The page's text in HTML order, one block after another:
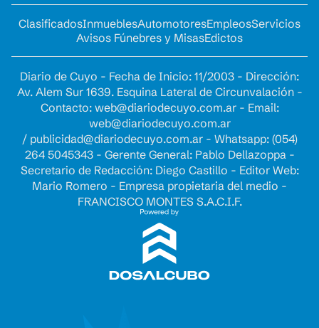
ClasificadosInmueblesAutomotoresEmpleosServicios
Avisos Fúnebres y MisasEdictos
Diario de Cuyo - Fecha de Inicio: 11/2003 - Dirección:
Av. Alem Sur 1639. Esquina Lateral de Circunvalación -
Contacto: web@diariodecuyo.com.ar- Email:
web@diariodecuyo.com.ar
/ publicidad@diariodecuyo.com.ar- Whatsapp: (054)
264 5045343 - Gerente General: Pablo Dellazoppa -
Secretario de Redacción: Diego Castillo - Editor Web:
Mario Romero - Empresa propietaria del medio -
FRANCISCO MONTES S.A.C.I.F.